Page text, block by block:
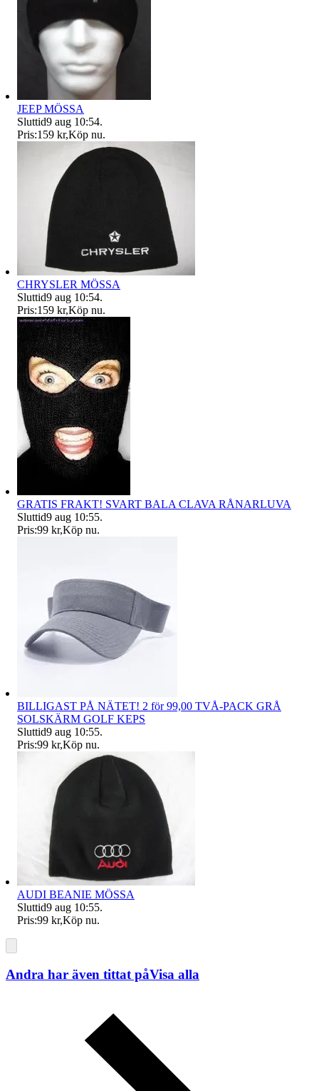
JEEP MÖSSA
Sluttid9 aug 10:54.
Pris:159 kr,Köp nu.
CHRYSLER MÖSSA
Sluttid9 aug 10:54.
Pris:159 kr,Köp nu.
GRATIS FRAKT! SVART BALA CLAVA RÅNARLUVA
Sluttid9 aug 10:55.
Pris:99 kr,Köp nu.
BILLIGAST PÅ NÄTET! 2 för 99,00 TVÅ-PACK GRÅ
SOLSKÄRM GOLF KEPS
Sluttid9 aug 10:55.
Pris:99 kr,Köp nu.
AUDI BEANIE MÖSSA
Sluttid9 aug 10:55.
Pris:99 kr,Köp nu.
Andra har även tittat påVisa alla